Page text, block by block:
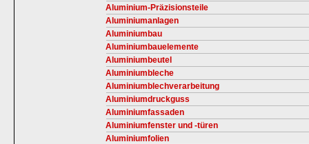
Aluminium-Präzisionsteile
Aluminiumanlagen
Aluminiumbau
Aluminiumbauelemente
Aluminiumbeutel
Aluminiumbleche
Aluminiumblechverarbeitung
Aluminiumdruckguss
Aluminiumfassaden
Aluminiumfenster und -türen
Aluminiumfolien